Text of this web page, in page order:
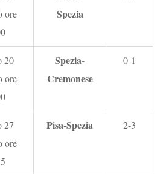
ore
Spezia
20
ore
Spezia-
Cremonese
0-1
27
ore
Pisa-Spezia 2-3